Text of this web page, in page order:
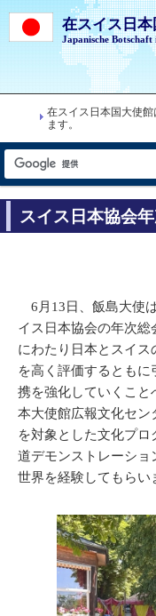
在スイス日
Japanische Botschaft
在スイス日本国大使館
ます。
スイス日本協会
6月13日、飯島大使
イス日本協会の年次
にわたり日本とスイス
を高く評価するとも
携を強化していくこと
本大使館広報文化セン
を対象とした文化プ
道デモンストレーショ
世界を経験してもらい